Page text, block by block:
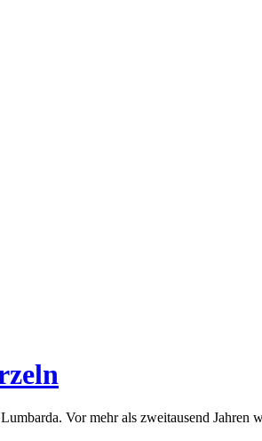
Vor mehr als zweitausend Jahren